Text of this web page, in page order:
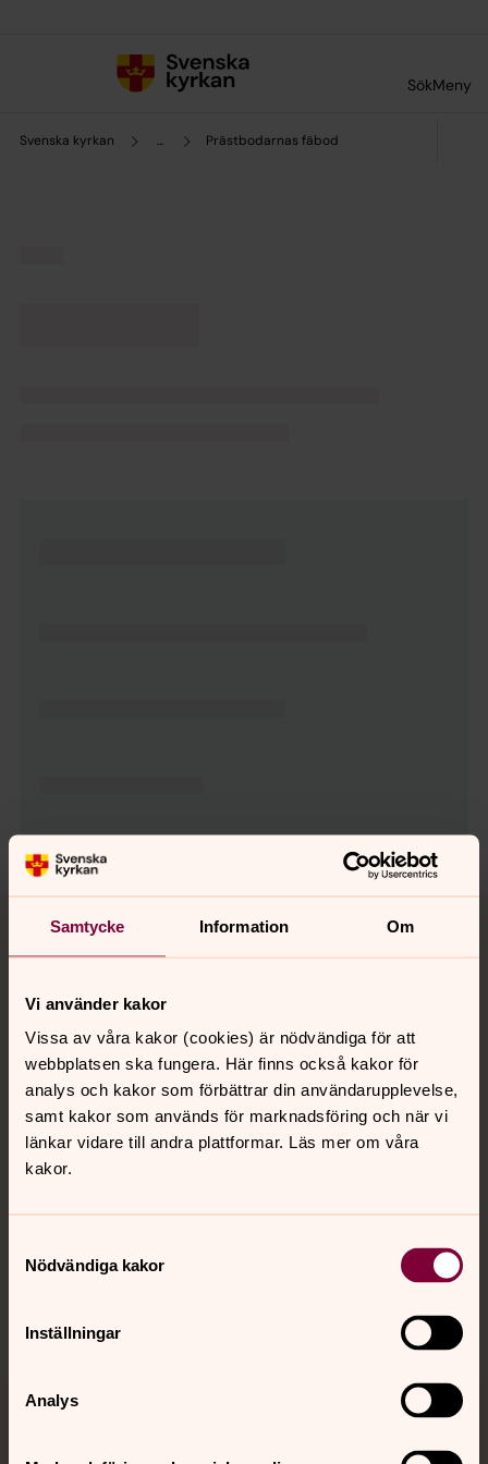
Samtycke Information Om
Vi använder kakor
Vissa av våra kakor (cookies) är nödvändiga för att
webbplatsen ska fungera. Här finns också kakor för
analys och kakor som förbättrar din användarupplevelse,
samt kakor som används för marknadsföring och när vi
länkar vidare till andra plattformar. Läs mer om våra
kakor.
Nödvändiga kakor
Inställningar
Analys
SökMeny
Svenska kyrkan ... Prästbodarnas fäbod
Tillbaka till toppen
Tillbaka till innehållet
Kontakt
Kalender
Hitta snabbt
Sociala kanaler